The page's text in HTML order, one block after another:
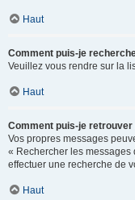
Haut
Comment puis-je
Veuillez vous rendre sur la
Haut
Comment puis-je
Vos propres messages
« Rechercher les messages
effectuer une recherche de
Haut